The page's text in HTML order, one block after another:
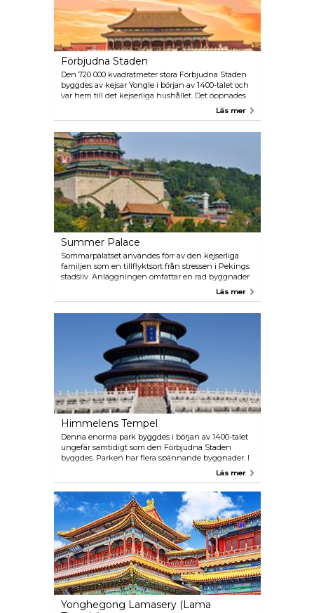
Förbjudna Staden
Den 720 000 kvadratmeter stora Förbjudna Staden
byggdes av kejsar Yongle i början av 1400-talet och
var hem till det kejserliga hushållet. Det öppnades
för allmänheten år 1949 och det välbevarade
den kinesiska kejsarens födelsedag och är vackert
dekorerad med tusentals drakar. "Palatset för
himmelsk renhet" fungerade som kejsarens
boende och har flera sovrum.
Läs mer
Summer Palace
Sommarpalatset användes förr av den kejserliga
familjen som en tillflyktsort från stressen i Pekings
stadsliv. Anläggningen omfattar en rad byggnader
och trädgårdar inklusive "Hallen av välvilja ochLäs mer
Himmelens Tempel
Denna enorma park byggdes i början av 1400-talet
ungefär samtidigt som den Förbjudna Staden
byggdes. Parken har flera spännande byggnader. I
den norra delen av parken leder en stenhuggen
skörd" med dess cylindriska, blå tegeltak och ett
vackert dekorerat innertak. Blixten slog ner och
brände ner det till grunden år 1889 men det
rekonstruerades noga året därpå. "Hallen för
fastande" användes av kejsare för fasta. I söder
hittar du det runda Altaret som är en tredelad
marmorplattform.
Läs mer
Yonghegong Lamasery (Lama